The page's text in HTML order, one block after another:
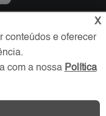
X
conteúdos e oferecer
com a nossa Política